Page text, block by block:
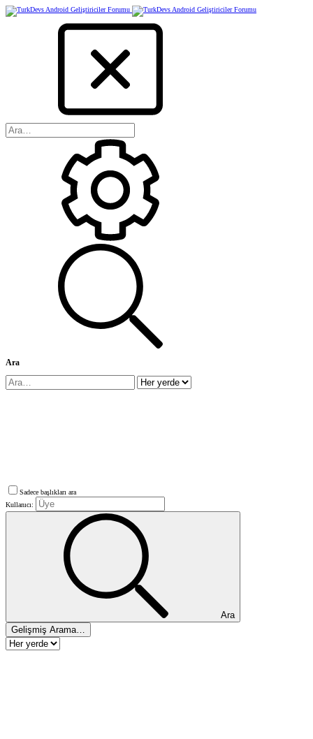
Ara
Sadece başlıkları ara
Kullanıcı:
Ara
Gelişmiş Arama…